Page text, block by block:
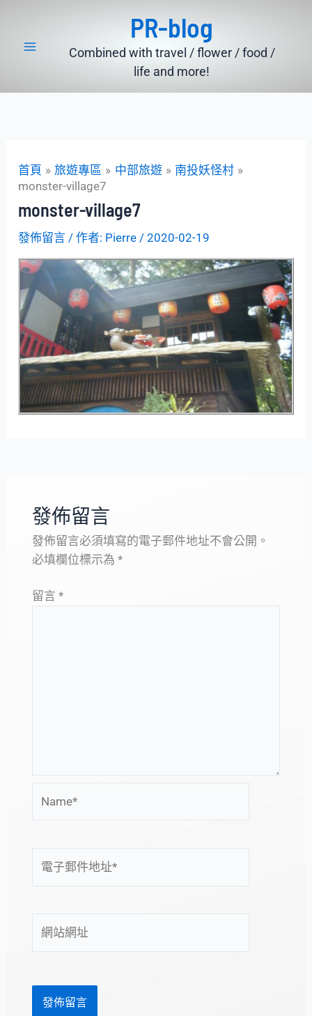
PR-blog
Combined with travel / flower / food /
life and more!
首頁 旅遊專區 中部旅遊
南投妖怪村
monster-village7
monster-village7
發佈留言 / 作者: Pierre /2020-02-19
發佈留言
發佈留言必須填寫的電子郵件地址不會公開。
必填欄位標示為 *
留言 *
子
地
站